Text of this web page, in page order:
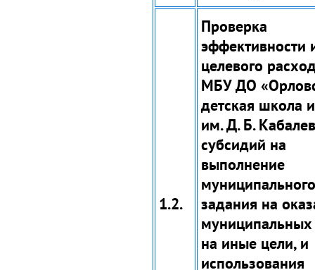
1.2.
Проверка
эффективности
целевого
МБУ ДО
детская школа
им. Д. Б.
субсидий на
выполнение
муниципального
задания на
муниципальных
на иные цели, и
использования